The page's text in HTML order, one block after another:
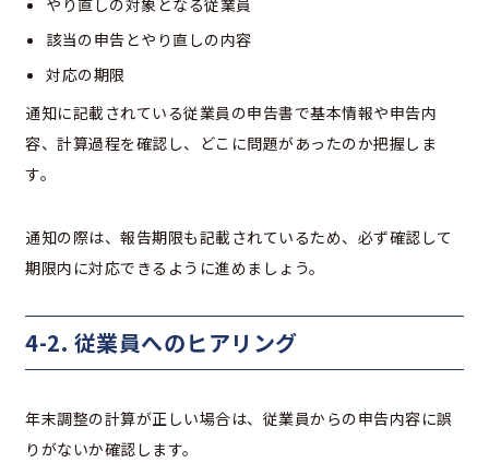
該当の申告とやり直しの内容
対応の期限
通知に記載されている従業員の申告書で基本情報や申告内
容、計算過程を確認し、どこに問題があったのか把握しま
す。
通知の際は、報告期限も記載されているため、必ず確認して
期限内に対応できるように進めましょう。
4-2. 従業員へのヒアリング
年末調整の計算が正しい場合は、従業員からの申告内容に誤
りがないか確認します。